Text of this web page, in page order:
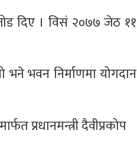
दिए । विसं २०७७ जेठ ११
भने भवन निर्माणमा योगदान
प्रधानमन्त्री दैवीप्रकोप